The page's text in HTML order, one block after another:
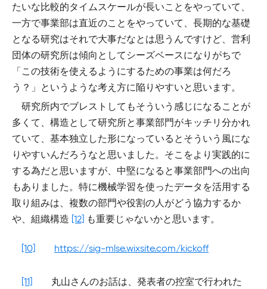
たいな比較的タイムスケールが長いことをやっていて、
一方で事業部は直近のことをやっていて、長期的な基礎
となる研究はそれで大事だなとは思うんですけど、営利
団体の研究所は傾向としてシーズベースになりがちで
「この技術を使えるようにするための事業は何だろ
う？」というような考え方に陥りやすいと思います。
研究所内でブレストしてもそういう感じになることが
多くて、構造として研究所と事業部門がキッチリ分かれ
ていて、基本独立した形になっているとそういう風にな
りやすいんだろうなと思いました。そこをより実践的に
する為だと思いますが、中堅になると事業部門への出向
もありました。特に機械学習を使ったデータを活用する
取り組みは、複数の部門や役割の人がどう協力するか
や、組織構造 [12] も重要じゃないかと思います。
[10] https://sig-mlse.wixsite.com/kickoff
[11]
丸山さんのお話は、発表者の控室で行われた